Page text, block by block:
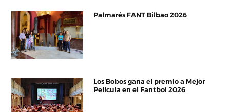
Palmarés FANT Bilbao 2026
Los Bobos gana el premio a Mejor
Película en el Fantboi 2026